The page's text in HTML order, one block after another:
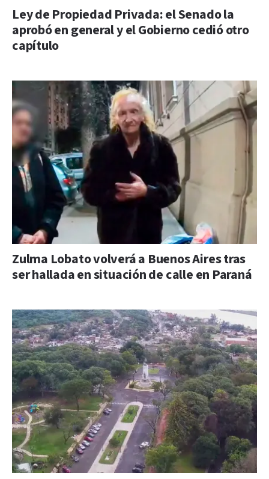
Ley de Propiedad Privada: el Senado la
aprobó en general y el Gobierno cedió otro
capítulo
Zulma Lobato volverá a Buenos Aires tras
ser hallada en situación de calle en Paraná